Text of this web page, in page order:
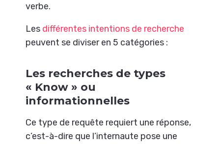
verbe.
Les différentes intentions de recherche
peuvent se diviser en 5 catégories :
Les recherches de types
« Know » ou
informationnelles
Ce type de requête requiert une réponse,
c’est-à-dire que l’internaute pose une